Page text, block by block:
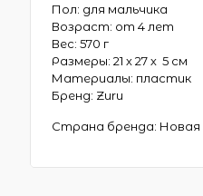
Пол: для мальчика
Возраст: от 4 лет
Вес: 570 г
Размеры: 21 х 27 х 5 см
Материалы: пластик
Бренд: Zuru
Страна бренда: Новая